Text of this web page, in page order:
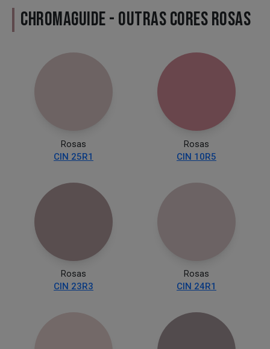
CHROMAGUIDE - OUTRAS CORES ROSAS
Rosas
CIN 25R1
Rosas
CIN 10R5
Rosas
CIN 23R3
Rosas
CIN 24R1